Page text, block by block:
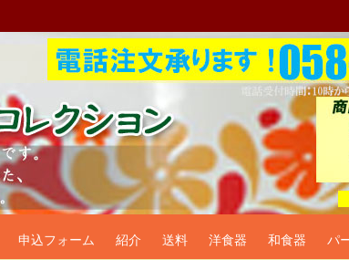
活雑貨通販＠フリマート
申込フォーム 紹介 送料 洋食器 和食器 パ